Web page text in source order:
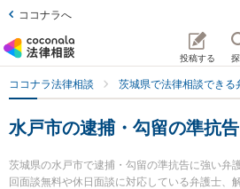
ココナラへ
投稿する
ココナラ法律相談 茨城県で法律相談できる
水戸市の逮捕・勾留の準抗
茨城県の水戸市で逮捕・勾留の準抗告に強い弁
回面談無料や休日面談に対応している弁護士、